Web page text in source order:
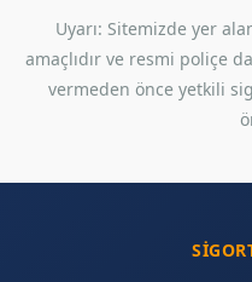
Uyarı: Sitemizde yer
amaçlıdır ve resmi poliçe
vermeden önce yetkili